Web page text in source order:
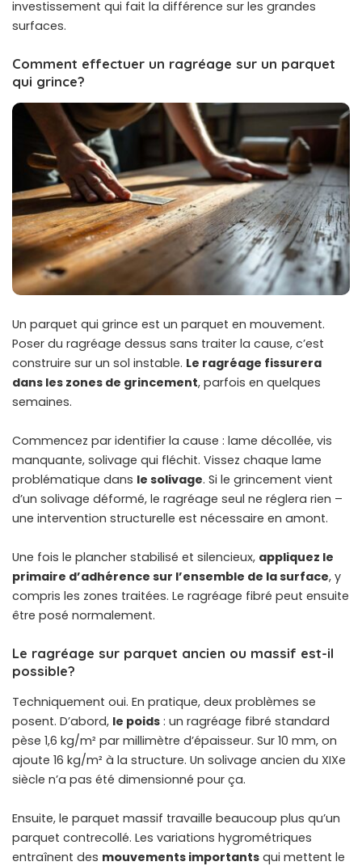
investissement qui fait la différence sur les grandes
surfaces.
Comment effectuer un ragréage sur un parquet
qui grince?
Un parquet qui grince est un parquet en mouvement.
Poser du ragréage dessus sans traiter la cause, c’est
construire sur un sol instable. Le ragréage fissurera
dans les zones de grincement, parfois en quelques
semaines.
Commencez par identifier la cause : lame décollée, vis
manquante, solivage qui fléchit. Vissez chaque lame
problématique dans le solivage. Si le grincement vient
d’un solivage déformé, le ragréage seul ne réglera rien –
une intervention structurelle est nécessaire en amont.
Une fois le plancher stabilisé et silencieux, appliquez le
primaire d’adhérence sur l’ensemble de la surface, y
compris les zones traitées. Le ragréage fibré peut ensuite
être posé normalement.
Le ragréage sur parquet ancien ou massif est-il
possible?
Techniquement oui. En pratique, deux problèmes se
posent. D’abord, le poids : un ragréage fibré standard
pèse 1,6 kg/m² par millimètre d’épaisseur. Sur 10 mm, on
ajoute 16 kg/m² à la structure. Un solivage ancien du XIXe
siècle n’a pas été dimensionné pour ça.
Ensuite, le parquet massif travaille beaucoup plus qu’un
parquet contrecollé. Les variations hygrométriques
entraînent des mouvements importants qui mettent le